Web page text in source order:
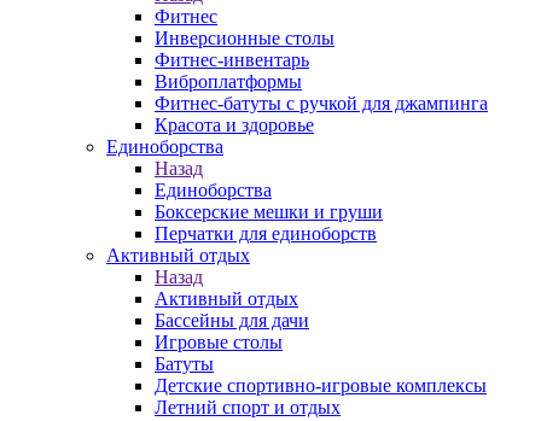
Фитнес
Инверсионные столы
Фитнес-инвентарь
Виброплатформы
Фитнес-батуты с ручкой для джампинга
Красота и здоровье
Единоборства
Назад
Единоборства
Боксерские мешки и груши
Перчатки для единоборств
Активный отдых
Назад
Активный отдых
Бассейны для дачи
Игровые столы
Батуты
Детские спортивно-игровые комплексы
Летний спорт и отдых